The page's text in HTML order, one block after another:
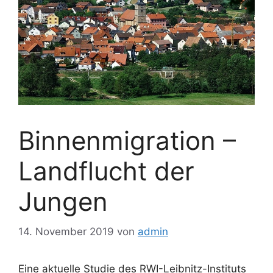
Binnenmigration –
Landflucht der
Jungen
14. November 2019 von admin
Eine aktuelle Studie des RWI-Leibnitz-Instituts